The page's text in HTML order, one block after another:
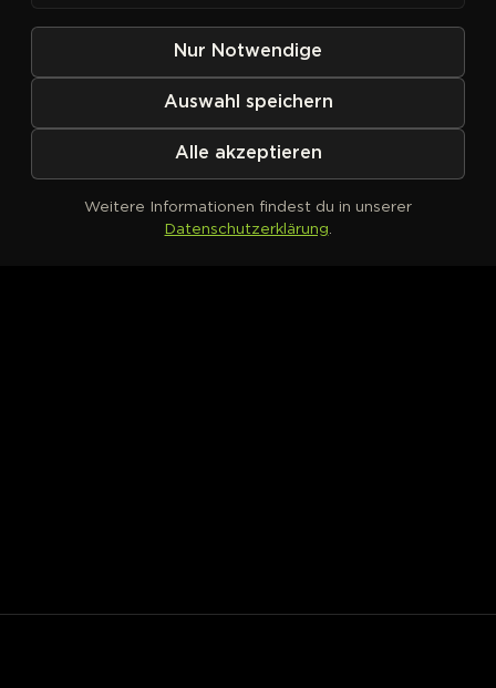
Kein Produkt definiert
Nur Notwendige
Auswahl speichern
Alle akzeptieren
Weitere Informationen findest du in unserer
Datenschutzerklärung